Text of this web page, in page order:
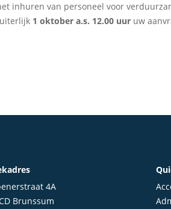
inhuren van personeel voor
1 oktober a.s. 12.00 uur uw
4A
Brunssum